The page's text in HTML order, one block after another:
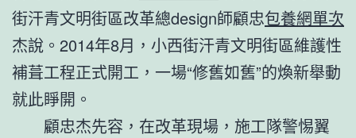
街汗青文明街區改革總design師顧忠包養網單次
杰說。2014年8月，小西街汗青文明街區維護性
補葺工程正式開工，一場“修舊如舊”的煥新舉動
就此睜開。
顧忠杰先容，在改革現場，施工隊警惕翼